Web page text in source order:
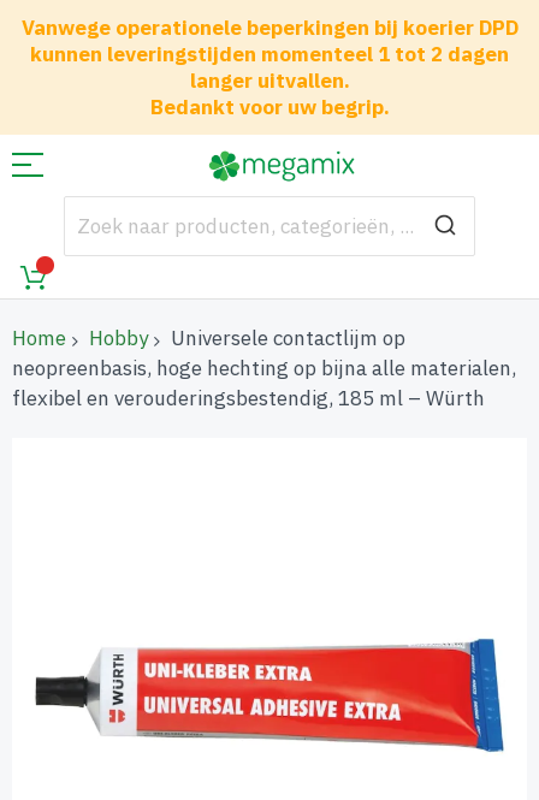
Vanwege operationele beperkingen bij koerier DPD
kunnen leveringstijden momenteel 1 tot 2 dagen
langer uitvallen.
Bedankt voor uw begrip.
Home Hobby
Universele contactlijm op
neopreenbasis, hoge hechting op bijna alle materialen,
flexibel en verouderingsbestendig, 185 ml – Würth